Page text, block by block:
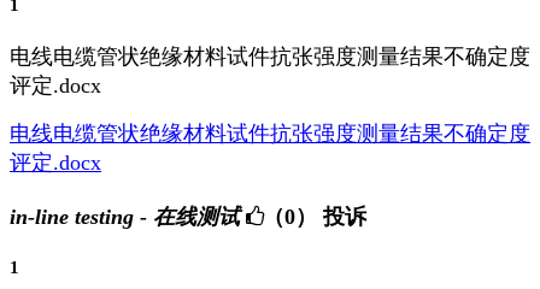
1
电线电缆管状绝缘材料试件抗张强度测量结果不确定度
评定.docx
电线电缆管状绝缘材料试件抗张强度测量结果不确定度
评定.docx
in-line testing - 在线测试 （0） 投诉
1